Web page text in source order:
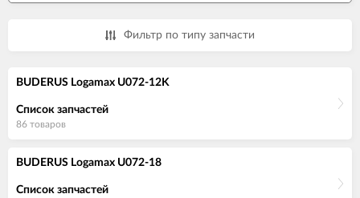
Фильтр по типу запчасти
BUDERUS Logamax U072-12K
Список запчастей
86 товаров
BUDERUS Logamax U072-18
Список запчастей